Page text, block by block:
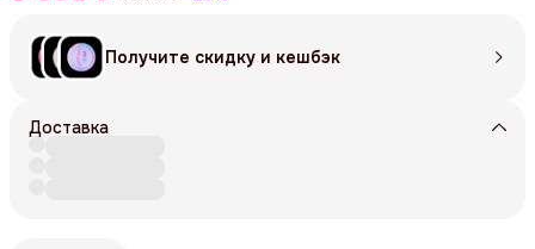
Получите скидку и кешбэк
Доставка